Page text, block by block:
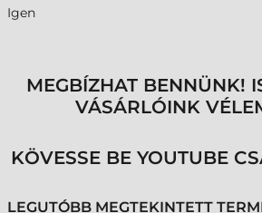
Igen
MEGBÍZHAT BENNÜNK!
VÁSÁRLÓINK
KÖVESSE BE YOUTUBE
LEGUTÓBB MEGTEKINTETT